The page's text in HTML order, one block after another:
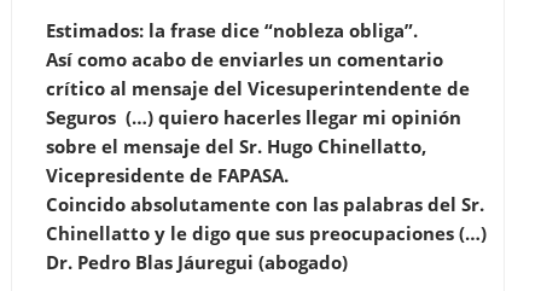
Estimados: la frase dice “nobleza obliga”.
Así como acabo de enviarles un comentario
crítico al mensaje del Vicesuperintendente de
Seguros (…) quiero hacerles llegar mi opinión
sobre el mensaje del Sr. Hugo Chinellatto,
Vicepresidente de FAPASA.
Coincido absolutamente con las palabras del Sr.
Chinellatto y le digo que sus preocupaciones (…)
Dr. Pedro Blas Jáuregui (abogado)